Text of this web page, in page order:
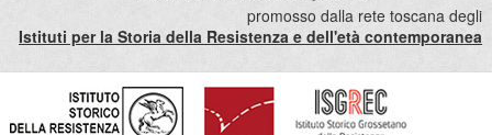
promosso dalla rete toscana degli
Istituti per la Storia della Resistenza e dell'età contemporanea